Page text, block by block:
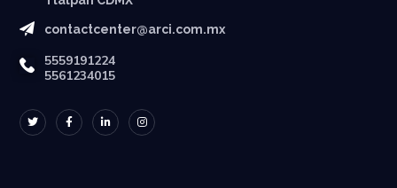
contactcenter@arci.com.mx
5559191224
5561234015